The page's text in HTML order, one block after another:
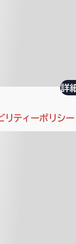
詳
リティーポリシー